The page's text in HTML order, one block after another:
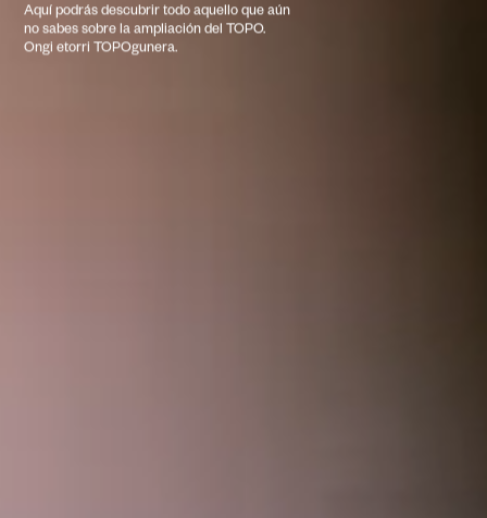
Aquí podrás descubrir todo aquello que aún
no sabes sobre la ampliación del TOPO.
Ongi etorri TOPOgunera.